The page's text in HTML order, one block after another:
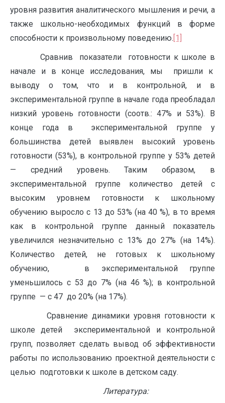
уровня развития аналитического мышления и речи, а
также школьно-необходимых функций в форме
способности к произвольному поведению. [1]
Сравнив показатели готовности к школе в
начале и в конце исследования, мы пришли к
выводу о том, что и в контрольной, и в
экспериментальной группе в начале года преобладал
низкий уровень готовности (соотв.: 47% и 53%). В
конце года в экспериментальной группе у
большинства детей выявлен высокий уровень
готовности (53%), в контрольной группе у 53% детей
— средний уровень. Таким образом, в
экспериментальной группе количество детей с
высоким уровнем готовности к школьному
обучению выросло с 13 до 53% (на 40 %), в то время
как в контрольной группе данный показатель
увеличился незначительно с 13% до 27% (на 14%).
Количество детей, не готовых к школьному
обучению, в экспериментальной группе
уменьшилось с 53 до 7% (на 46 %); в контрольной
группе — с 47 до 20% (на 17%).
Сравнение динамики уровня готовности к
школе детей экспериментальной и контрольной
групп, позволяет сделать вывод об эффективности
работы по использованию проектной деятельности с
целью подготовки к школе в детском саду.
Литература: